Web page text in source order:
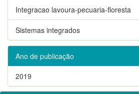
Integracao lavoura-pecuaria-floresta
Sistemas integrados
Ano de publicação
2019